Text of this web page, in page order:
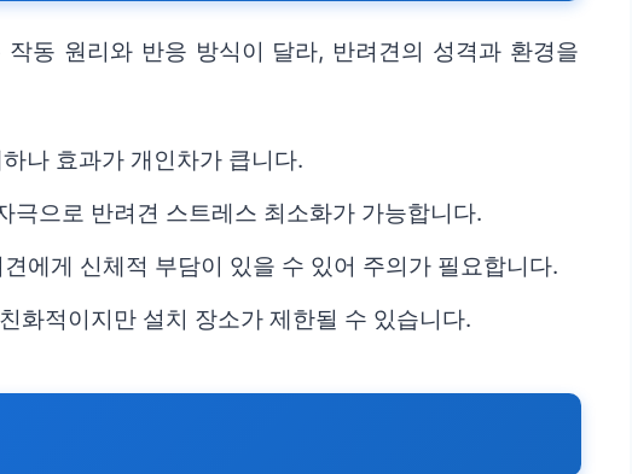
동 원리와 반응 방식이 달라, 반려견의 성격과 환경을
나 효과가 개인차가 큽니다.
으로 반려견 스트레스 최소화가 가능합니다.
에게 신체적 부담이 있을 수 있어 주의가 필요합니다.
화적이지만 설치 장소가 제한될 수 있습니다.